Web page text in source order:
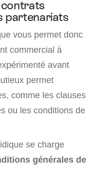
contrats
partenariats
vous permet donc
commercial à
avant
permet
comme les clauses
ou les conditions de
se charge
générales de